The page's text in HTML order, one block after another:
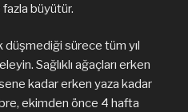
büyütür.
düşmediği sürece tüm yıl
Sağlıklı ağaçları erken
kadar erken yaza kadar
ekimden önce 4 hafta